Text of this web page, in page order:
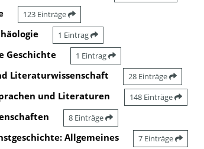
123 Einträge
1 Eintrag
Geschichte 1 Eintrag
Literaturwissenschaft 28 Einträge
und Literaturen 148 Einträge
8 Einträge
Allgemeines 7 Einträge